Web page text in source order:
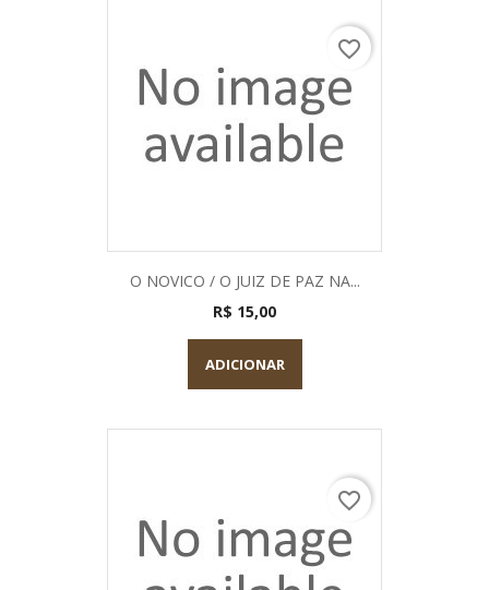
O NOVICO / O JUIZ DE PAZ NA...
R$ 15,00
ADICIONAR
favorite_border
favorite_border